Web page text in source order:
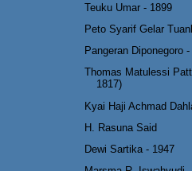
Teuku Umar - 1899
Peto Syarif Gelar
Pangeran Diponegoro
Thomas Matulessi
1817)
Kyai Haji Achmad
H. Rasuna Said
Dewi Sartika - 1947